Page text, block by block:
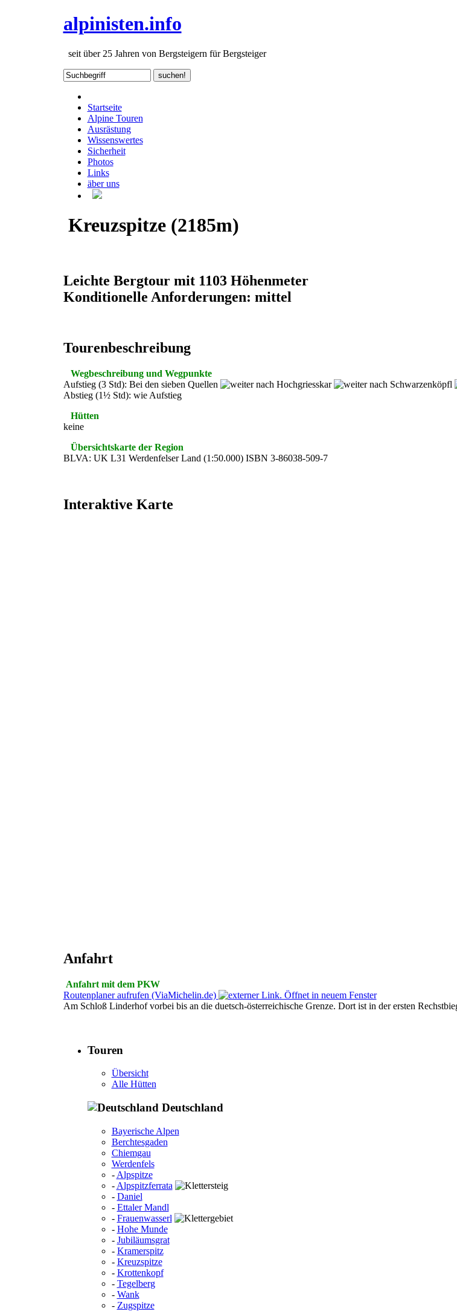
alpinisten.info
seit über 25 Jahren von Bergsteigern für Bergsteiger
Startseite
Alpine Touren
Ausrästung
Wissenswertes
Sicherheit
Photos
Links
äber uns
Kreuzspitze (2185m)
Leichte Bergtour mit 1103 Höhenmeter
Konditionelle Anforderungen: mittel
Tourenbeschreibung
Wegbeschreibung und Wegpunkte
Aufstieg (3 Std): Bei den sieben Quellen
Hochgriesskar Schwarzenköpfl
Abstieg (1½ Std): wie Aufstieg
Hütten
keine
Übersichtskarte der Region
BLVA: UK L31 Werdenfelser Land (1:50.000) ISBN 3-86038-509-7
Interaktive Karte
Anfahrt
Anfahrt mit dem PKW
Routenplaner aufrufen (ViaMichelin.de)
Am Schloß Linderhof vorbei bis an die duetsch-österreichische Grenze. Dort ist in der ersten
Touren
Übersicht
Alle Hütten
Deutschland
Bayerische Alpen
Berchtesgaden
Chiemgau
Werdenfels
- Alpspitze
- Alpspitzferrata
- Daniel
- Ettaler Mandl
- Frauenwasserl
- Hohe Munde
- Jubiläumsgrat
- Kramerspitz
- Kreuzspitze
- Krottenkopf
- Tegelberg
- Wank
- Zugspitze